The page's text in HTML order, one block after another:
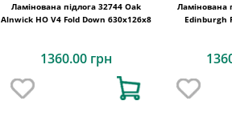
Ламінована підлога 32744 Oak
Alnwick HO V4 Fold Down 630x126x8
1360.00 грн
Ламінована
Edinburgh